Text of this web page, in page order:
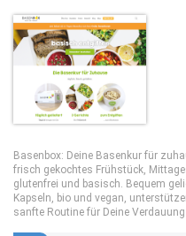
Basenbox: Deine Basenkur für
frisch gekochtes Frühstück,
glutenfrei und basisch. Bequem
Kapseln, bio und vegan,
sanfte Routine für Deine